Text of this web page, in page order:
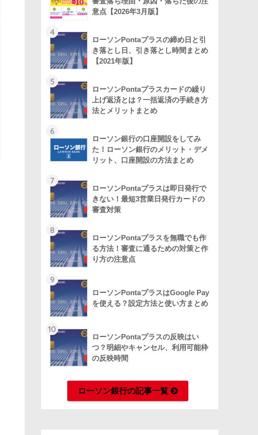
意点【2026年3月版】
4
ローソンPontaプラスの締め日と引
き落とし日、引き落とし時間まとめ
【2021年版】
5
ローソンPontaプラスカードの繰り
上げ返済とは？一括返済の手続き方
法とメリットまとめ
6
ローソン銀行の口座開設をしてみ
た！ローソン銀行のメリット・デメ
リット、口座開設の方法まとめ
7
ローソンPontaプラスは即日発行で
きない！最短3営業日発行カードの
審査対策
8
ローソンPontaプラスを無職でも作
る方法！審査に通るための対策と作
り方の注意点
9
ローソンPontaプラスはGoogle Pay
を使える？設定方法と使い方まとめ
10
ローソンPontaプラスの反映はい
つ？明細やキャンセル、利用可能枠
の反映時間
ローソン銀行の記事一覧